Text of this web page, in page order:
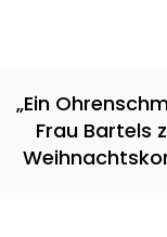
„Ein
Frau Bartels